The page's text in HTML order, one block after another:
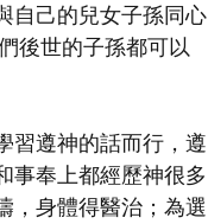
自己的兒女子孫同心
後世的子孫都可以
習遵神的話而行，遵
事奉上都經歷神很多
，身體得醫治；為選